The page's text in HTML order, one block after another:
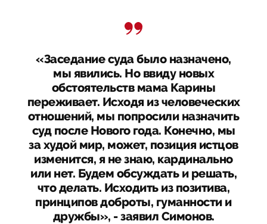
«Заседание суда было назначено,
мы явились. Но ввиду новых
обстоятельств мама Карины
переживает. Исходя из человеческих
отношений, мы попросили назначить
суд после Нового года. Конечно, мы
за худой мир, может, позиция истцов
изменится, я не знаю, кардинально
или нет. Будем обсуждать и решать,
что делать. Исходить из позитива,
принципов доброты, гуманности и
дружбы», - заявил Симонов.